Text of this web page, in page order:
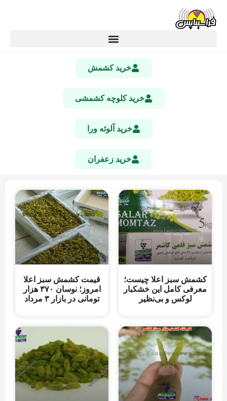
خرید کشمش
خرید کلوچه کشمشی
خرید آلوئه ورا
خرید زعفران
کشمش سبز اعلا چیست؛
معرفی کامل این خشکبار
لوکس و بی‌نظیر
قیمت کشمش سبز اعلا
امروز؛ نوسان ۳۷۰ هزار
تومانی در بازار ۳ مرداد